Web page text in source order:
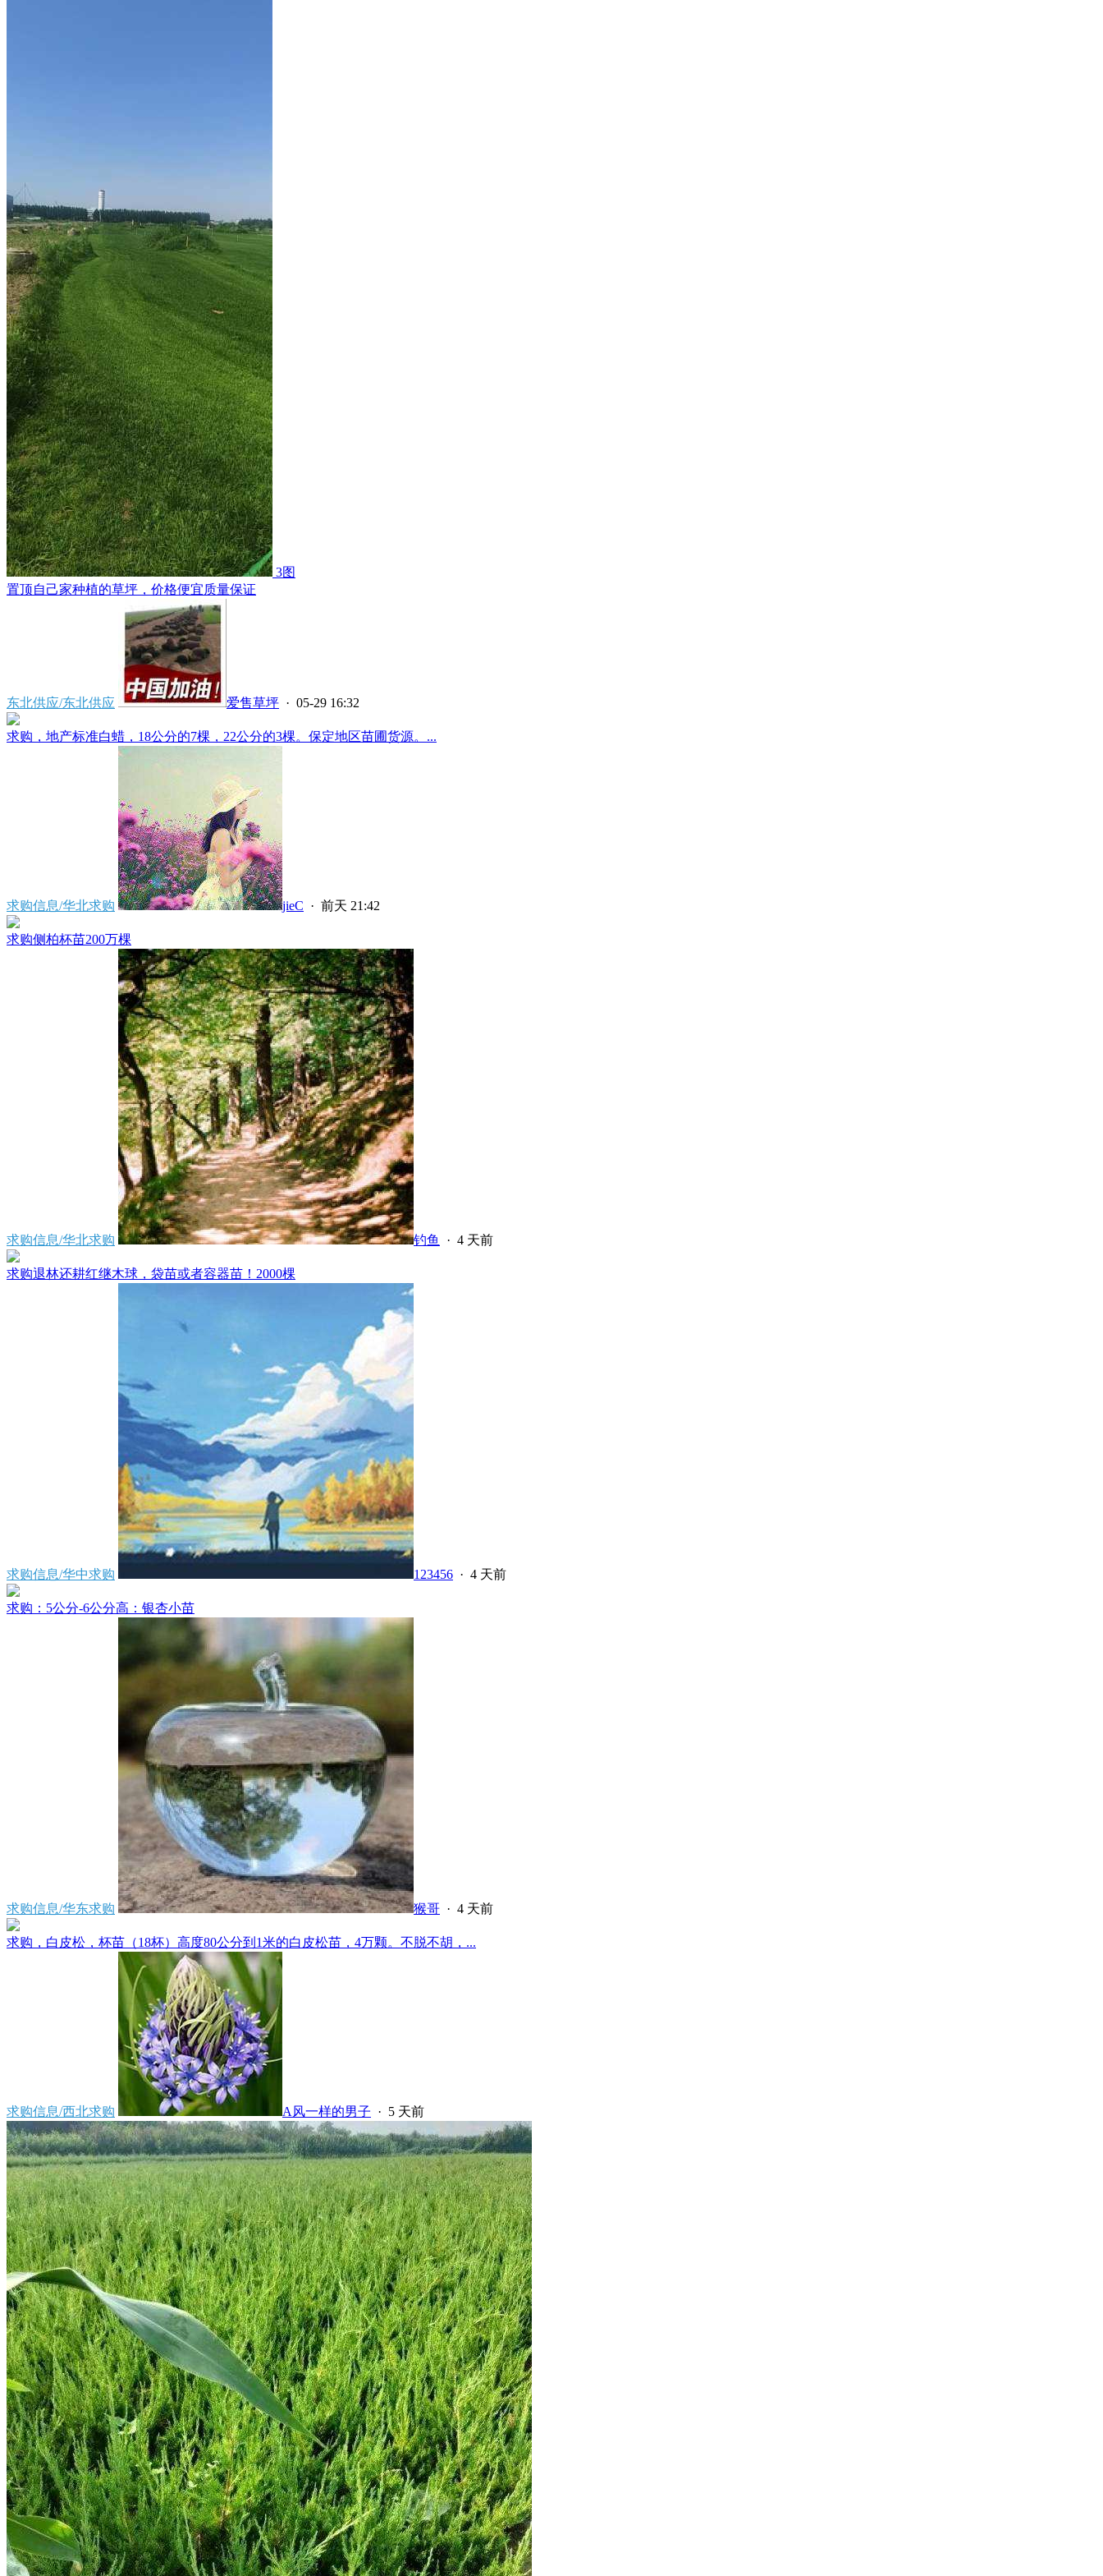
3图
置顶自己家种植的草坪，价格便宜质量保证
东北供应/东北供应 爱售草坪 · 05-29 16:32
求购，地产标准白蜡，18公分的7棵，22公分的3棵。保定地区苗圃货源。...
求购信息/华北求购 jieC · 前天 21:42
求购侧柏杯苗200万棵
求购信息/华北求购 钓鱼 · 4 天前
求购退林还耕红继木球，袋苗或者容器苗！2000棵
求购信息/华中求购 123456 · 4 天前
求购：5公分-6公分高：银杏小苗
求购信息/华东求购 猴哥 · 4 天前
求购，白皮松，杯苗（18杯）高度80公分到1米的白皮松苗，4万颗。不脱不胡，...
求购信息/西北求购 A风一样的男子 · 5 天前